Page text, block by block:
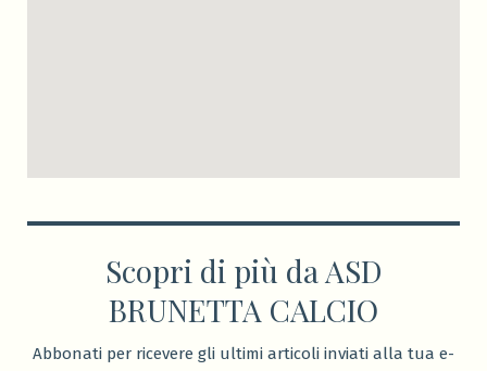
Scopri di più da ASD
BRUNETTA CALCIO
Abbonati per ricevere gli ultimi articoli inviati alla tua e-